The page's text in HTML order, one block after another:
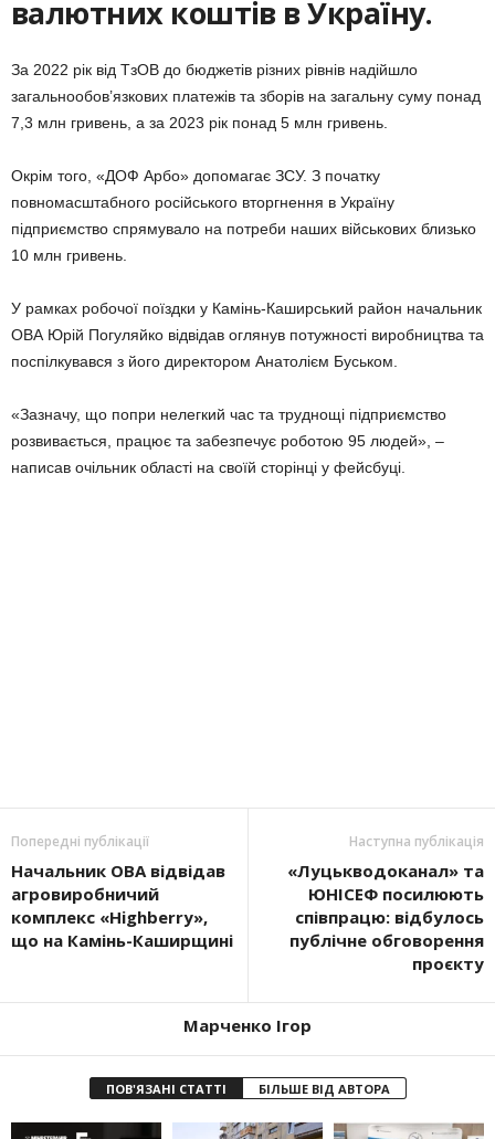
валютних коштів в Україну.
За 2022 рік від ТзОВ до бюджетів різних рівнів надійшло
загальнообов’язкових платежів та зборів на загальну суму понад
7,3 млн гривень, а за 2023 рік понад 5 млн гривень.
Окрім того, «ДОФ Арбо» допомагає ЗСУ. З початку
повномасштабного російського вторгнення в Україну
підприємство спрямувало на потреби наших військових близько
10 млн гривень.
У рамках робочої поїздки у Камінь-Каширський район начальник
ОВА Юрій Погуляйко відвідав оглянув потужності виробництва та
поспілкувався з його директором Анатолієм Буськом.
«Зазначу, що попри нелегкий час та труднощі підприємство
розвивається, працює та забезпечує роботою 95 людей», –
написав очільник області на своїй сторінці у фейсбуці.
Попередні публікації
Начальник ОВА відвідав
агровиробничий
комплекс «Highberry»,
що на Камінь-Каширщині
Наступна публікація
«Луцькводоканал» та
ЮНІСЕФ посилюють
співпрацю: відбулось
публічне обговорення
проєкту
Марченко Ігор
ПОВ'ЯЗАНІ СТАТТІ БІЛЬШЕ ВІД АВТОРА